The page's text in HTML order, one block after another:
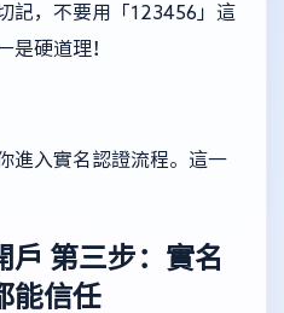
記，不要用「123456」這
是硬道理！
進入實名認證流程。這一
戶 第三步：實名
能信任